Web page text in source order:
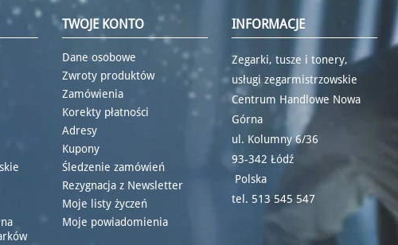
TWOJE KONTO
Dane osobowe
Zwroty produktów
Zamówienia
Korekty płatności
Adresy
Kupony
Śledzenie zamówień
Rezygnacja z Newsletter
Moje listy życzeń
Moje powiadomienia
INFORMACJE
Zegarki, tusze i tonery,
usługi zegarmistrzowskie
Centrum Handlowe Nowa
Górna
ul. Kolumny 6/36
93-342 Łódź
Polska
tel. 513 545 547